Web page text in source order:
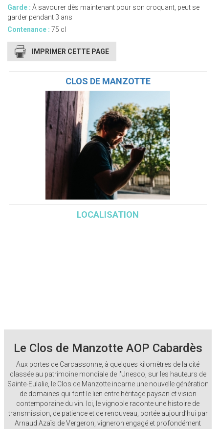
Garde : À savourer dès maintenant pour son croquant, peut se
garder pendant 3 ans
Contenance : 75 cl
IMPRIMER CETTE PAGE
CLOS DE MANZOTTE
LOCALISATION
Le Clos de Manzotte AOP Cabardès
Aux portes de Carcassonne, à quelques kilomètres de la cité
classée au patrimoine mondiale de l'Unesco, sur les hauteurs de
Sainte-Eulalie, le Clos de Manzotte incarne une nouvelle génération
de domaines qui font le lien entre héritage paysan et vision
contemporaine du vin. Ici, le vignoble raconte une histoire de
transmission, de patience et de renouveau, portée aujourd’hui par
Arnaud Azaïs de Vergeron, vigneron engagé et profondément